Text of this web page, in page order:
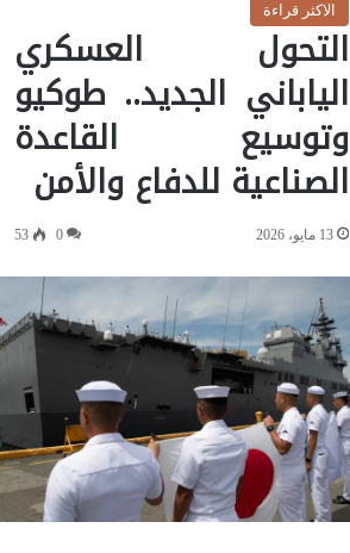
الاكثر قراءة
التحول العسكري
الياباني الجديد.. طوكيو
وتوسيع القاعدة
الصناعية للدفاع والأمن
13 مايو، 2026 0
53